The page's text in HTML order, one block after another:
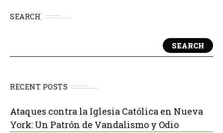
SEARCH
SEARCH
RECENT POSTS
Ataques contra la Iglesia Católica en Nueva
York: Un Patrón de Vandalismo y Odio